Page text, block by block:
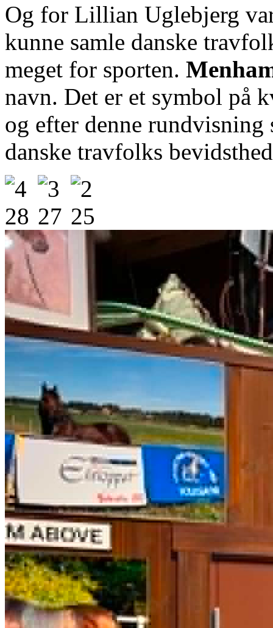
Og for Lillian Uglebjerg
kunne samle danske
meget for sporten.
navn. Det er et symbol
og efter denne rundvisning
danske travfolks